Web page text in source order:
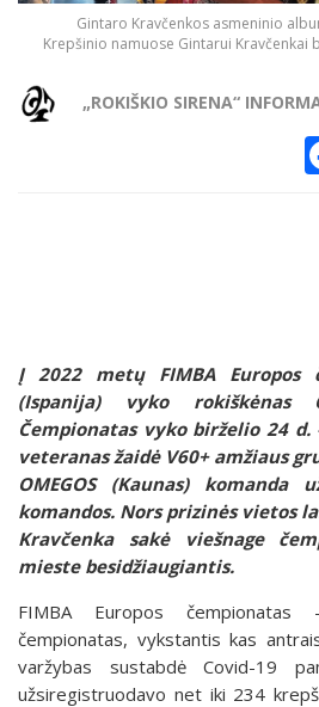
Gintaro Kravčenkos asmeninio
Krepšinio namuose Gintarui Kravčenkai
„ROKIŠKIO SIRENA“
Į 2022 metų FIMBA Europos
(Ispanija) vyko rokiškėnas
Čempionatas vyko birželio 24
veteranas žaidė V60+ amžiaus
OMEGOS (Kaunas)
komandos. Nors prizinės vietos
Kravčenka sakė viešnage
mieste besidžiaugiantis.
FIMBA Europos čempionatas
čempionatas, vykstantis kas
varžybas sustabdė Covid-19
užsiregistruodavo net iki 234